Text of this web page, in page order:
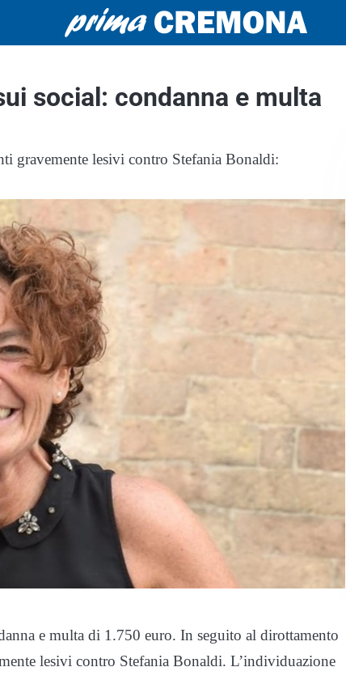
social: condanna e multa
gravemente lesivi contro Stefania Bonaldi:
e multa di 1.750 euro. In seguito al dirottamento
lesivi contro Stefania Bonaldi. L’individuazione